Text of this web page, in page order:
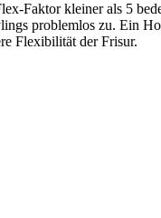
kleiner als 5
problemlos zu. Ein
Flexibilität der Frisur.